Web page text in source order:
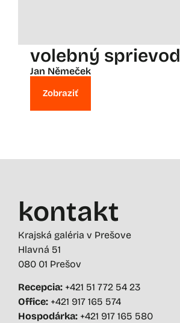
volebný sprievod
Jan Němeček
Zobraziť
kontakt
Krajská galéria v Prešove
Hlavná 51
080 01 Prešov
Recepcia: +421 51 772 54 23
Office: +421 917 165 574
Hospodárka: +421 917 165 580